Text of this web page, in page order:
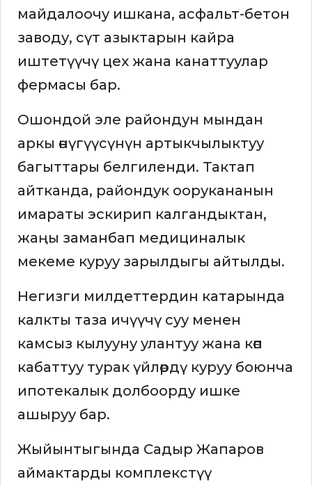
майдалоочу ишкана, асфальт-бетон
заводу, сүт азыктарын кайра
иштетүүчү цех жана канаттуулар
фермасы бар.
Ошондой эле райондун мындан
аркы өнүгүүсүнүн артыкчылыктуу
багыттары белгиленди. Тактап
айтканда, райондук оорукананын
имараты эскирип калгандыктан,
жаңы заманбап медициналык
мекеме куруу зарылдыгы айтылды.
Негизги милдеттердин катарында
калкты таза ичүүчү суу менен
камсыз кылууну улантуу жана көп
кабаттуу турак үйлөрдү куруу боюнча
ипотекалык долбоорду ишке
ашыруу бар.
Жыйынтыгында Садыр Жапаров
аймактарды комплекстүү